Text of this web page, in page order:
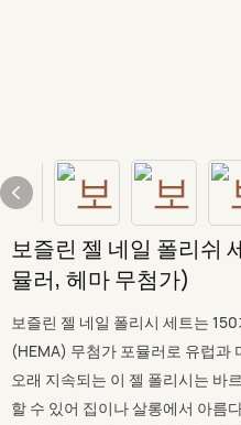
보즐린 젤 네일 폴리쉬
뮬러, 헤마 무첨가)
보즐린 젤 네일 폴리시 세트는
(HEMA) 무첨가 포뮬러로 유럽과
오래 지속되는 이 젤 폴리시는 바
할 수 있어 집이나 살롱에서 아름